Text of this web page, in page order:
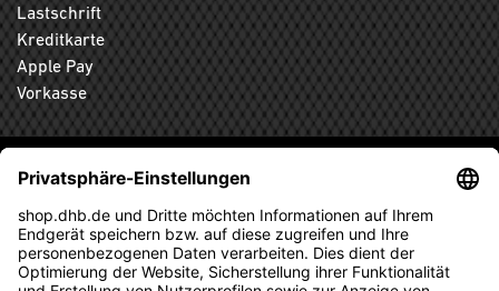
Lastschrift
Kreditkarte
Apple Pay
Vorkasse
ABONNIEREN SIE DEN KOSTENLOSEN DHB-FANSHOP
NEWSLETTER UND VERPASSEN SIE KEINE NEUIGKEIT ODER
AKTION MEHR.
ANMELDEN